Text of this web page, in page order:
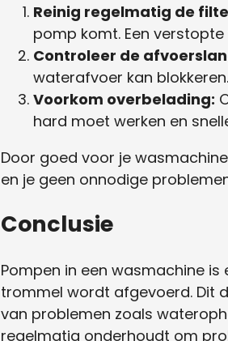
Reinig regelmatig de
pomp komt. Een
Controleer de
waterafvoer kan blokkeren.
Voorkom overbelading:
hard moet werken en
Door goed voor je
en je geen onnodige
Conclusie
Pompen in een wasmachine
trommel wordt afgevoerd. Dit
van problemen zoals
regelmatig onderhoudt om